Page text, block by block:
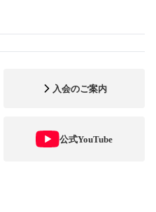
入会のご案内
公式YouTube